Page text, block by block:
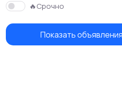
🔥Срочно
Показать объявления